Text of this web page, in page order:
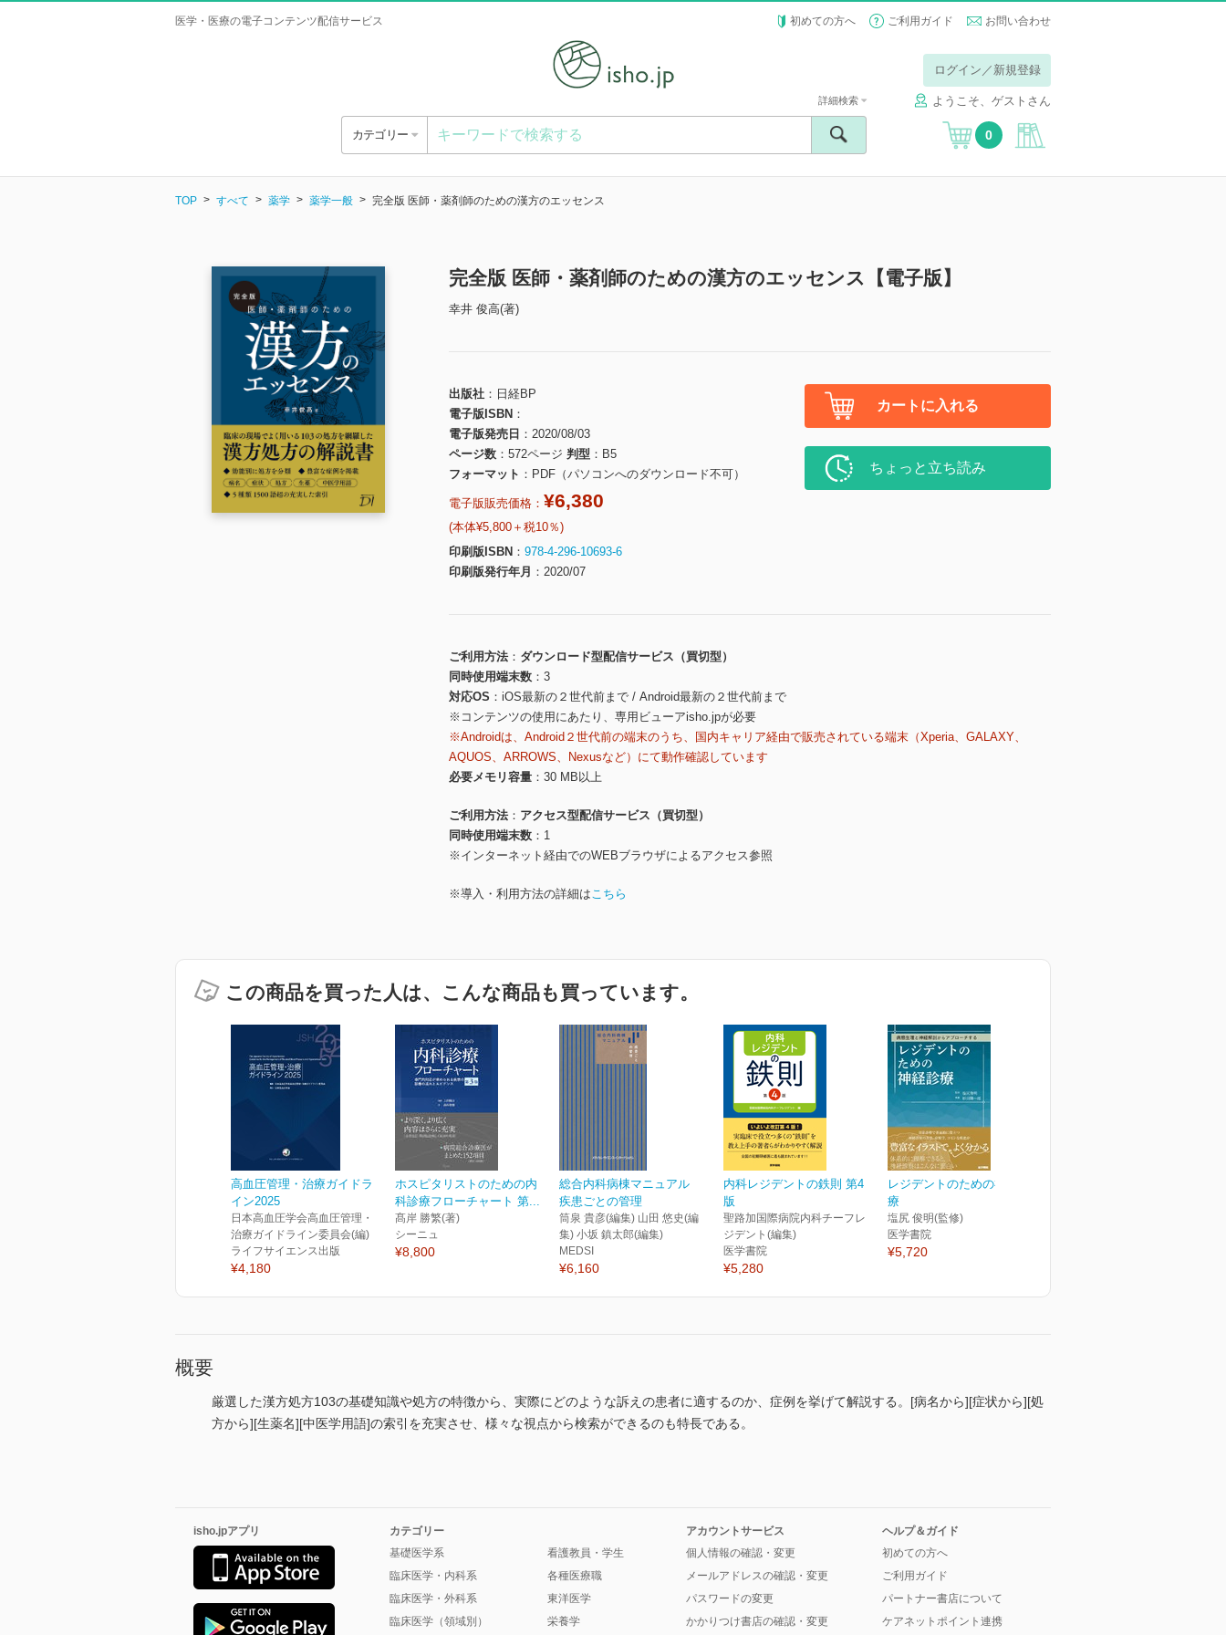
医学・医療の電子コンテンツ配信サービス 初めての方へ ご利用ガイド お問い合わせ
ログイン／新規登録
ようこそ、ゲストさん
カテゴリー
詳細検索
0
TOP すべて 薬学 薬学一般 完全版 医師・薬剤師のための漢方のエッセンス
完全版 医師・薬剤師のための漢方のエッセンス【電子版】
幸井 俊高(著)
出版社
日経BP
電子版ISBN
電子版発売日
2020/08/03
ページ数
572ページ 判型
B5
フォーマット
PDF（パソコンへのダウンロード不可）
電子版販売価格： ¥6,380
(本体¥5,800＋税10％)
印刷版ISBN
978-4-296-10693-6
印刷版発行年月
2020/07
カートに入れる
ちょっと立ち読み
ご利用方法
ダウンロード型配信サービス（買切型）
同時使用端末数
3
対応OS
iOS最新の２世代前まで / Android最新の２世代前まで
※コンテンツの使用にあたり、専用ビューアisho.jpが必要
※Androidは、Android２世代前の端末のうち、国内キャリア経由で販売されている端末（Xperia、GALAXY、
AQUOS、ARROWS、Nexusなど）にて動作確認しています
必要メモリ容量
30 MB以上
ご利用方法
アクセス型配信サービス（買切型）
同時使用端末数
1
※インターネット経由でのWEBブラウザによるアクセス参照
※導入・利用方法の詳細はこちら
この商品を買った人は、こんな商品も買っています。
高血圧管理・治療ガイドラ
イン2025
日本高血圧学会高血圧管理・
治療ガイドライン委員会(編)
ライフサイエンス出版
¥4,180
ホスピタリストのための内
科診療フローチャート 第...
髙岸 勝繁(著)
シーニュ
¥8,800
総合内科病棟マニュアル
疾患ごとの管理
筒泉 貴彦(編集) 山田 悠史(編
集) 小坂 鎮太郎(編集)
MEDSI
¥6,160
内科レジデントの鉄則 第4
版
聖路加国際病院内科チーフレ
ジデント(編集)
医学書院
¥5,280
レジデントのための神経診
療
塩尻 俊明(監修)
医学書院
¥5,720
概要
厳選した漢方処方103の基礎知識や処方の特徴から、実際にどのような訴えの患者に適するのか、症例を挙げて解説する。[病名から][症状から][処
方から][生薬名][中医学用語]の索引を充実させ、様々な視点から検索ができるのも特長である。
isho.jpアプリ
カテゴリー
基礎医学系
臨床医学・内科系
臨床医学・外科系
臨床医学（領域別）
看護教員・学生
各種医療職
東洋医学
栄養学
アカウントサービス
個人情報の確認・変更
メールアドレスの確認・変更
パスワードの変更
かかりつけ書店の確認・変更
ヘルプ＆ガイド
初めての方へ
ご利用ガイド
パートナー書店について
ケアネットポイント連携